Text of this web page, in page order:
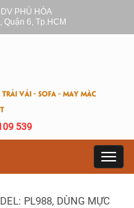
PHÚ HÒA
6, Tp.HCM
VẢI - SOFA - MAY MẶC
539
PL988, DÙNG MỰC